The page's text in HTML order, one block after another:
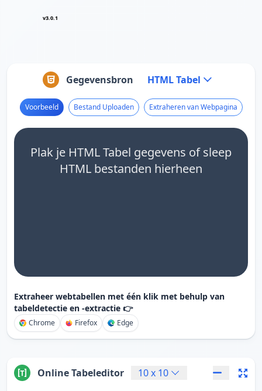
v3.0.1
Gegevensbron HTML Tabel
Voorbeeld Bestand Uploaden Extraheren van Webpagina
Plak je HTML Tabel gegevens of sleep
HTML bestanden hierheen
Extraheer webtabellen met één klik met behulp van
tabeldetectie en -extractie 👉
Chrome Firefox Edge
Online Tabeleditor 10x 10